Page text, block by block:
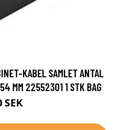
KABEL SAMLET ANTAL
MM 22552301 1 STK BAG
SEK